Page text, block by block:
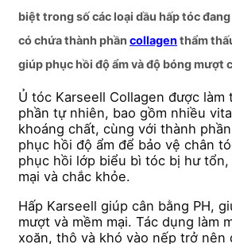
biệt trong số các loại dầu hấp tóc
có chứa thành phần collagen thẩm
giúp phục hồi độ ẩm và độ bóng mượt
Ủ tóc Karseell Collagen được làm
phần tự nhiên, bao gồm nhiều
khoáng chất, cùng với thành
phục hồi độ ẩm để bảo vệ chân
phục hồi lớp biểu bì tóc bị hư
mại và chắc khỏe.
Hấp Karseell giúp cân bằng PH,
mượt và mềm mại. Tác dụng làm
xoăn, thô và khó vào nếp trở nên